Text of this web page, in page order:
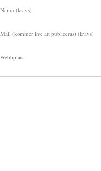
Namn (krävs)
Mail (kommer inte att publiceras) (krävs)
Webbplats